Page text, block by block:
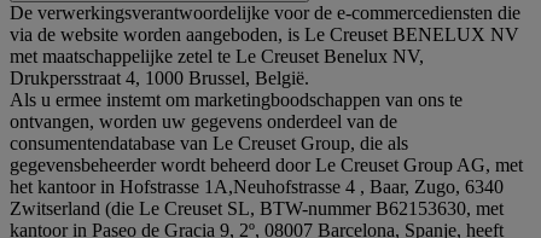
De verwerkingsverantwoordelijke voor de e-commercediensten die
via de website worden aangeboden, is Le Creuset BENELUX NV
met maatschappelijke zetel te Le Creuset Benelux NV,
Drukpersstraat 4, 1000 Brussel, België.
Als u ermee instemt om marketingboodschappen van ons te
ontvangen, worden uw gegevens onderdeel van de
consumentendatabase van Le Creuset Group, die als
gegevensbeheerder wordt beheerd door Le Creuset Group AG, met
het kantoor in Hofstrasse 1A,Neuhofstrasse 4 , Baar, Zugo, 6340
Zwitserland (die Le Creuset SL, BTW-nummer B62153630, met
kantoor in Paseo de Gracia 9, 2º, 08007 Barcelona, Spanje, heeft